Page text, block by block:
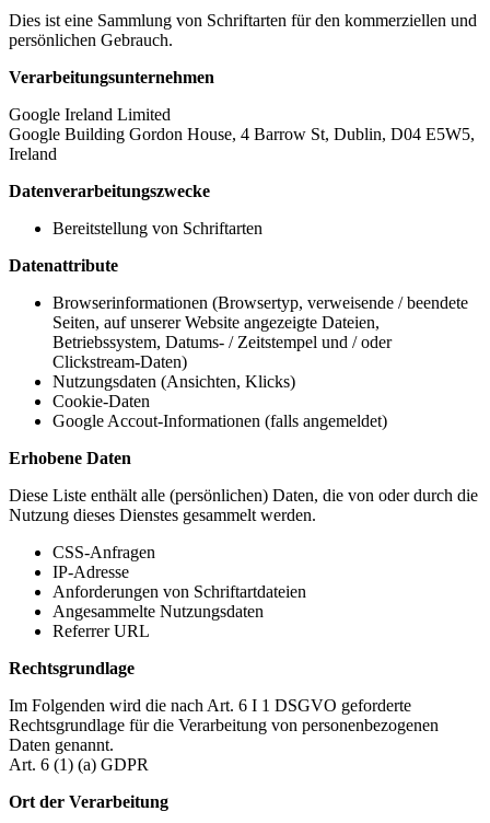
Dies ist eine Sammlung von Schriftarten für den kommerziellen und
persönlichen Gebrauch.
Verarbeitungsunternehmen
Google Ireland Limited
Google Building Gordon House, 4 Barrow St, Dublin, D04 E5W5,
Ireland
Datenverarbeitungszwecke
Bereitstellung von Schriftarten
Datenattribute
Browserinformationen (Browsertyp, verweisende / beendete
Seiten, auf unserer Website angezeigte Dateien,
Betriebssystem, Datums- / Zeitstempel und / oder
Clickstream-Daten)
Nutzungsdaten (Ansichten, Klicks)
Cookie-Daten
Google Accout-Informationen (falls angemeldet)
Erhobene Daten
Diese Liste enthält alle (persönlichen) Daten, die von oder durch die
Nutzung dieses Dienstes gesammelt werden.
CSS-Anfragen
IP-Adresse
Anforderungen von Schriftartdateien
Angesammelte Nutzungsdaten
Referrer URL
Rechtsgrundlage
Im Folgenden wird die nach Art. 6 I 1 DSGVO geforderte
Rechtsgrundlage für die Verarbeitung von personenbezogenen
Daten genannt.
Art. 6 (1) (a) GDPR
Ort der Verarbeitung